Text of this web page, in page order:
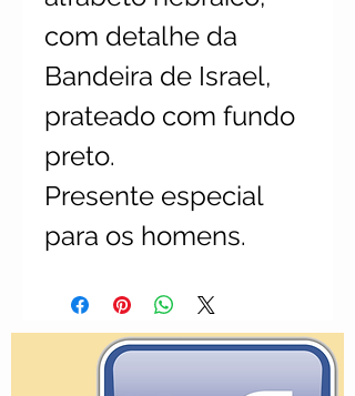
com detalhe da
Bandeira de Israel,
prateado com fundo
preto.
Presente especial
para os homens.